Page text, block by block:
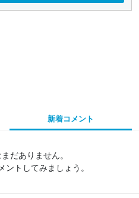
新着コメント
だありません。
ントしてみましょう。